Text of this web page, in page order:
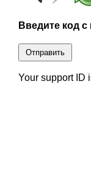
Введите код с
Отправить
Your support ID